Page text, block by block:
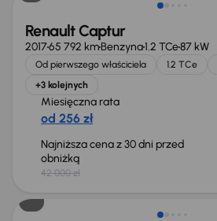
Renault Captur
201765 792 kmBenzyna1.2 TCe87 kW
Od pierwszego właściciela 1.2 TCe
+3 kolejnych
Miesięczna rata
od 256 zł
Najniższa cena z 30 dni przed
obniżką
42 000 zł
Od nowego taniej o 12 500 zł